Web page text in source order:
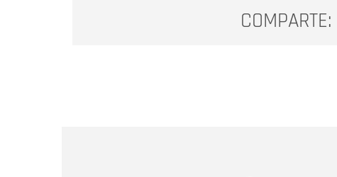
COMPARTE: